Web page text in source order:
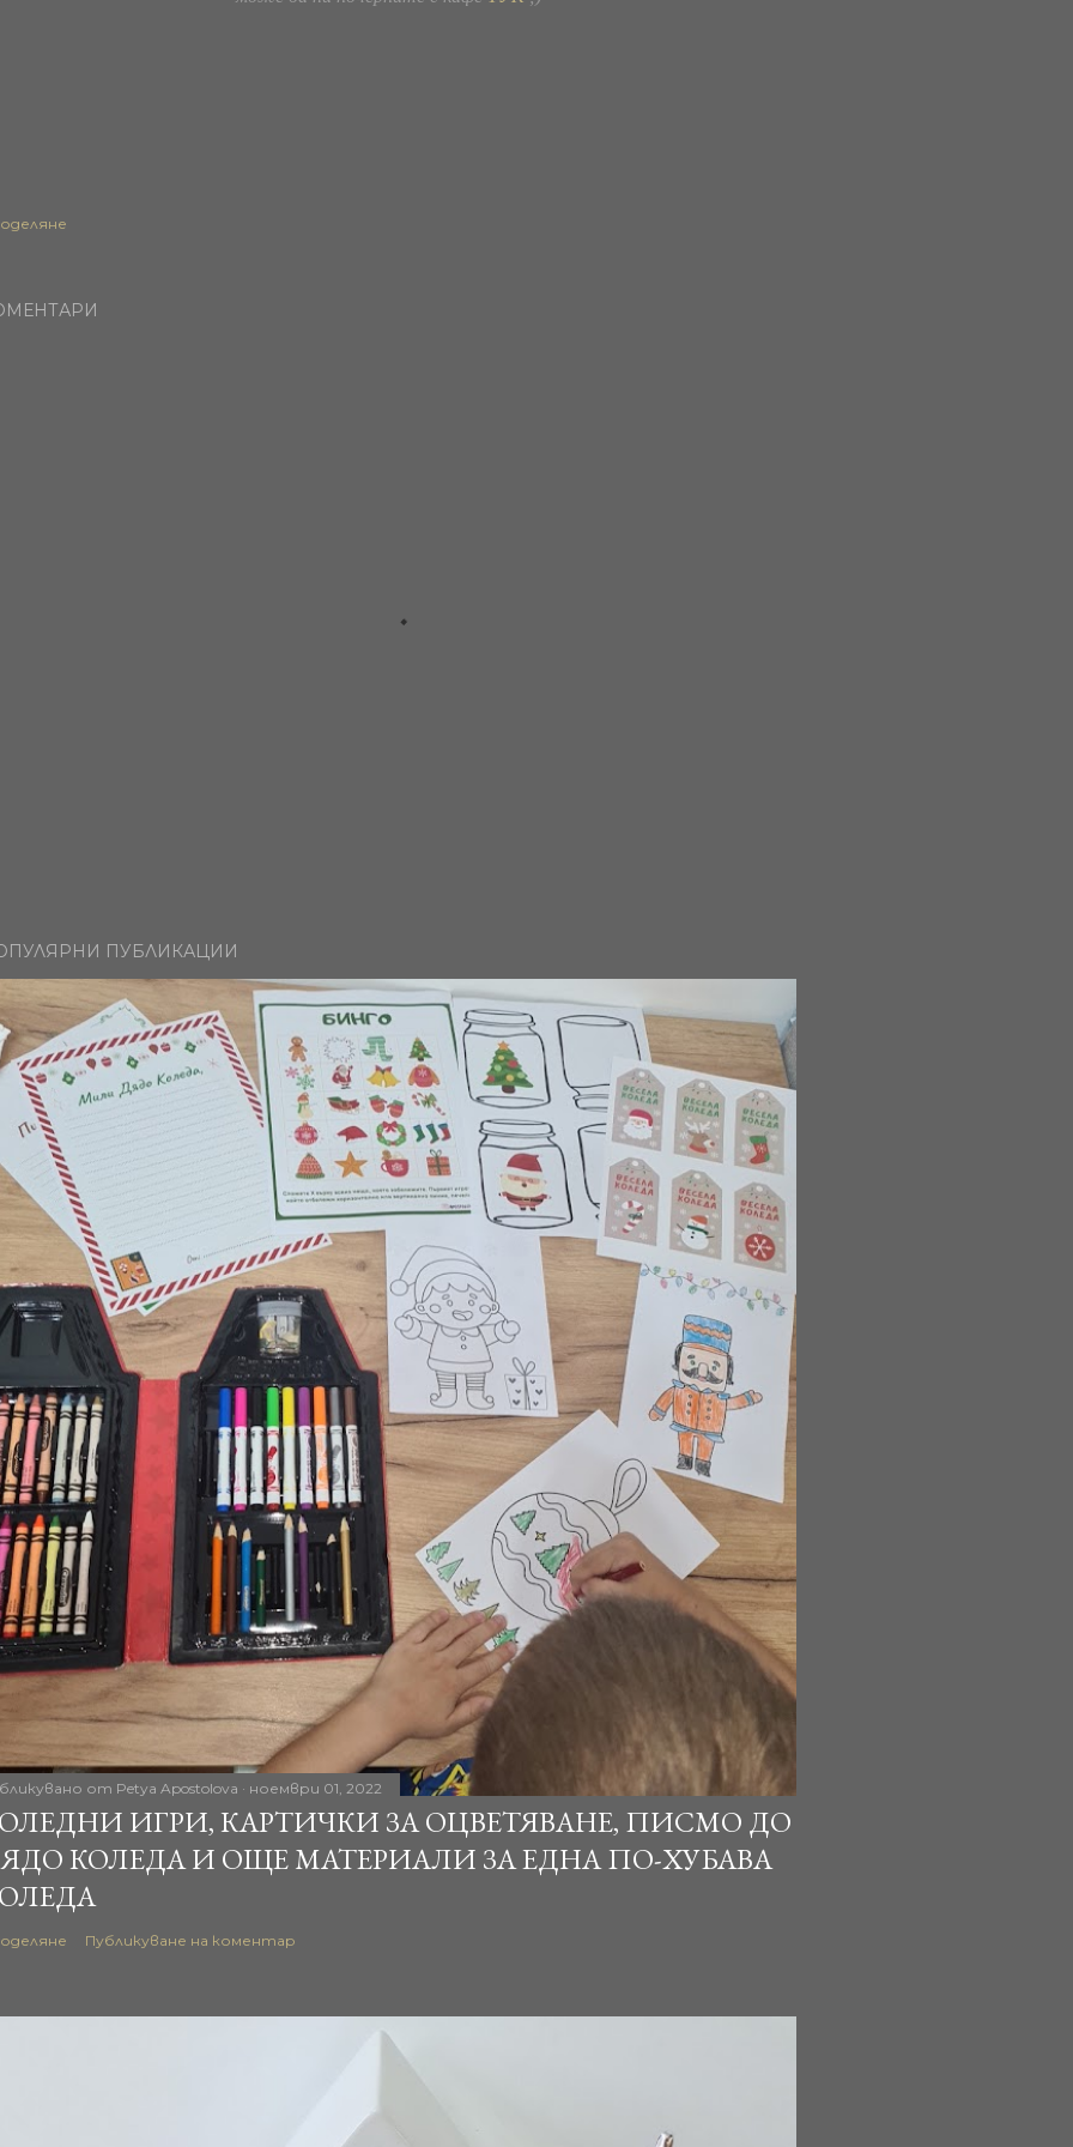
ПУБЛИКАЦИИ
от Petya Apostolova ноември 01, 2022
ИГРИ, КАРТИЧКИ ЗА ОЦВЕТЯВАНЕ, ПИСМО ДО
КОЛЕДА И ОЩЕ МАТЕРИАЛИ ЗА ЕДНА ПО-ХУБАВА
Публикуване на коментар